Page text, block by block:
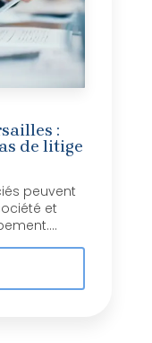
:
de litige
peuvent
et